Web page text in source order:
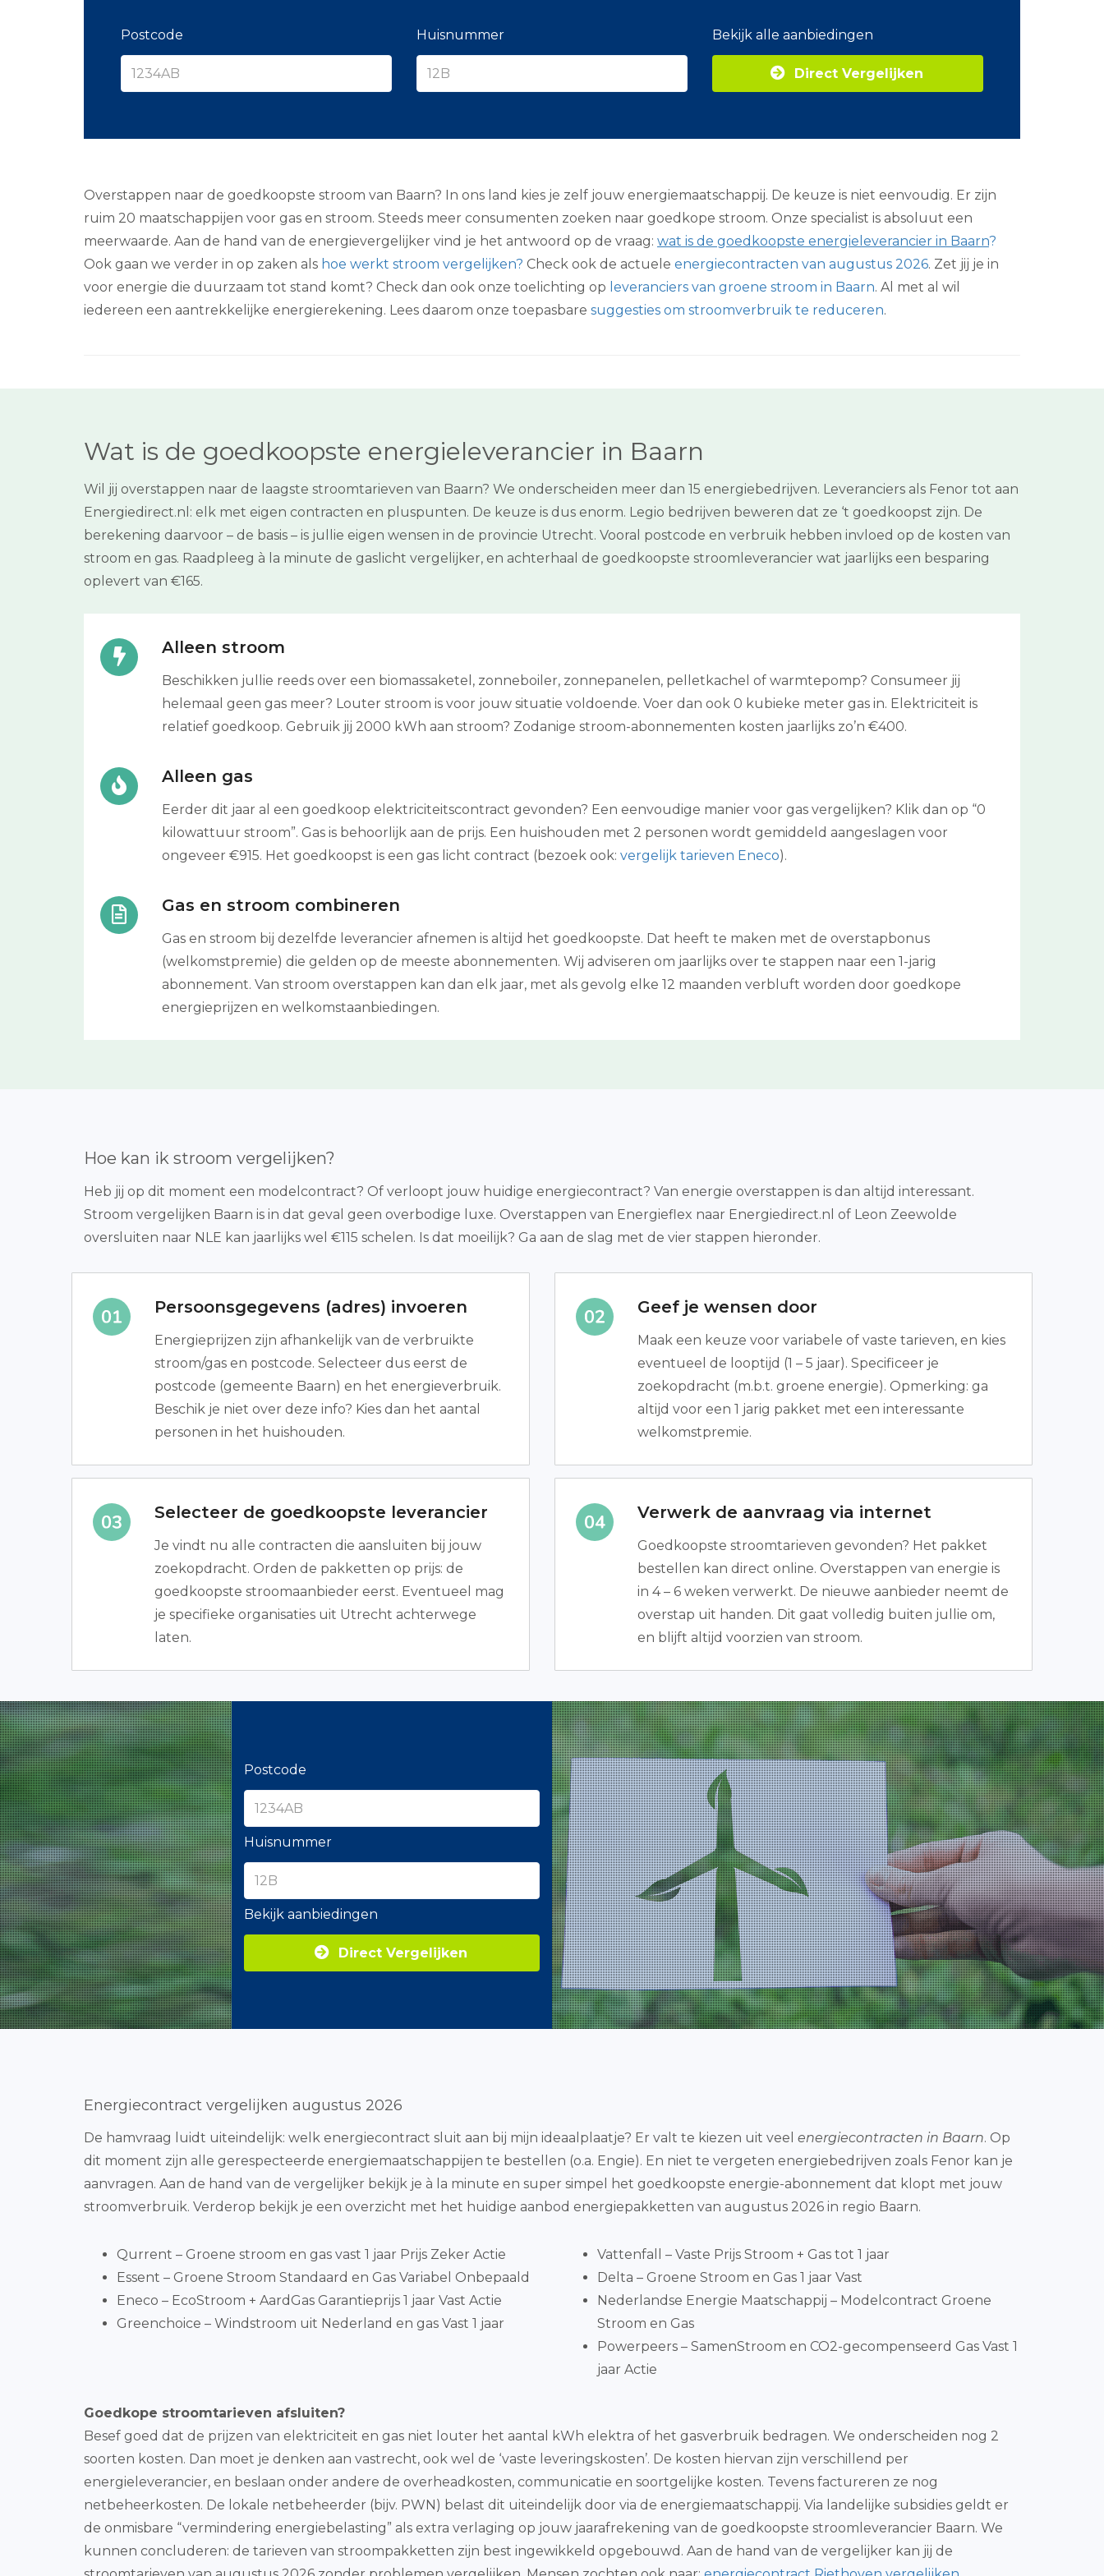
a
e
m
Z
j
e
n
e
g
i
Postcode Huisnummer Bekijk alle aanbiedingen
Direct Vergelijken
Overstappen naar de goedkoopste stroom van Baarn? In ons land kies je zelf jouw energiemaatschappij. De keuze is niet eenvoudig. Er zijn
ruim 20 maatschappijen voor gas en stroom. Steeds meer consumenten zoeken naar goedkope stroom. Onze specialist is absoluut een
meerwaarde. Aan de hand van de energievergelijker vind je het antwoord op de vraag: wat is de goedkoopste energieleverancier in Baarn?
Ook gaan we verder in op zaken als hoe werkt stroom vergelijken? Check ook de actuele energiecontracten van augustus 2026. Zet jij je in
voor energie die duurzaam tot stand komt? Check dan ook onze toelichting op leveranciers van groene stroom in Baarn. Al met al wil
iedereen een aantrekkelijke energierekening. Lees daarom onze toepasbare suggesties om stroomverbruik te reduceren.
Wat is de goedkoopste energieleverancier in Baarn
Wil jij overstappen naar de laagste stroomtarieven van Baarn? We onderscheiden meer dan 15 energiebedrijven. Leveranciers als Fenor tot aan
Energiedirect.nl: elk met eigen contracten en pluspunten. De keuze is dus enorm. Legio bedrijven beweren dat ze ‘t goedkoopst zijn. De
berekening daarvoor – de basis – is jullie eigen wensen in de provincie Utrecht. Vooral postcode en verbruik hebben invloed op de kosten van
stroom en gas. Raadpleeg à la minute de gaslicht vergelijker, en achterhaal de goedkoopste stroomleverancier wat jaarlijks een besparing
oplevert van €165.
Alleen stroom
Beschikken jullie reeds over een biomassaketel, zonneboiler, zonnepanelen, pelletkachel of warmtepomp? Consumeer jij
helemaal geen gas meer? Louter stroom is voor jouw situatie voldoende. Voer dan ook 0 kubieke meter gas in. Elektriciteit is
relatief goedkoop. Gebruik jij 2000 kWh aan stroom? Zodanige stroom-abonnementen kosten jaarlijks zo’n €400.
Alleen gas
Eerder dit jaar al een goedkoop elektriciteitscontract gevonden? Een eenvoudige manier voor gas vergelijken? Klik dan op “0
kilowattuur stroom”. Gas is behoorlijk aan de prijs. Een huishouden met 2 personen wordt gemiddeld aangeslagen voor
ongeveer €915. Het goedkoopst is een gas licht contract (bezoek ook: vergelijk tarieven Eneco).
Gas en stroom combineren
Gas en stroom bij dezelfde leverancier afnemen is altijd het goedkoopste. Dat heeft te maken met de overstapbonus
(welkomstpremie) die gelden op de meeste abonnementen. Wij adviseren om jaarlijks over te stappen naar een 1-jarig
abonnement. Van stroom overstappen kan dan elk jaar, met als gevolg elke 12 maanden verbluft worden door goedkope
energieprijzen en welkomstaanbiedingen.
Hoe kan ik stroom vergelijken?
Heb jij op dit moment een modelcontract? Of verloopt jouw huidige energiecontract? Van energie overstappen is dan altijd interessant.
Stroom vergelijken Baarn is in dat geval geen overbodige luxe. Overstappen van Energieflex naar Energiedirect.nl of Leon Zeewolde
oversluiten naar NLE kan jaarlijks wel €115 schelen. Is dat moeilijk? Ga aan de slag met de vier stappen hieronder.
Persoonsgegevens (adres) invoeren
Energieprijzen zijn afhankelijk van de verbruikte
stroom/gas en postcode. Selecteer dus eerst de
postcode (gemeente Baarn) en het energieverbruik.
Beschik je niet over deze info? Kies dan het aantal
personen in het huishouden.
Geef je wensen door
Maak een keuze voor variabele of vaste tarieven, en kies
eventueel de looptijd (1 – 5 jaar). Specificeer je
zoekopdracht (m.b.t. groene energie). Opmerking: ga
altijd voor een 1 jarig pakket met een interessante
welkomstpremie.
Selecteer de goedkoopste leverancier
Je vindt nu alle contracten die aansluiten bij jouw
zoekopdracht. Orden de pakketten op prijs: de
goedkoopste stroomaanbieder eerst. Eventueel mag
je specifieke organisaties uit Utrecht achterwege
laten.
Verwerk de aanvraag via internet
Goedkoopste stroomtarieven gevonden? Het pakket
bestellen kan direct online. Overstappen van energie is
in 4 – 6 weken verwerkt. De nieuwe aanbieder neemt de
overstap uit handen. Dit gaat volledig buiten jullie om,
en blijft altijd voorzien van stroom.
Postcode
Huisnummer
Bekijk aanbiedingen
Direct Vergelijken
Energiecontract vergelijken augustus 2026
De hamvraag luidt uiteindelijk: welk energiecontract sluit aan bij mijn ideaalplaatje? Er valt te kiezen uit veel energiecontracten in Baarn. Op
dit moment zijn alle gerespecteerde energiemaatschappijen te bestellen (o.a. Engie). En niet te vergeten energiebedrijven zoals Fenor kan je
aanvragen. Aan de hand van de vergelijker bekijk je à la minute en super simpel het goedkoopste energie-abonnement dat klopt met jouw
stroomverbruik. Verderop bekijk je een overzicht met het huidige aanbod energiepakketten van augustus 2026 in regio Baarn.
Qurrent – Groene stroom en gas vast 1 jaar Prijs Zeker Actie
Essent – Groene Stroom Standaard en Gas Variabel Onbepaald
Eneco – EcoStroom + AardGas Garantieprijs 1 jaar Vast Actie
Greenchoice – Windstroom uit Nederland en gas Vast 1 jaar
Vattenfall – Vaste Prijs Stroom + Gas tot 1 jaar
Delta – Groene Stroom en Gas 1 jaar Vast
Nederlandse Energie Maatschappij – Modelcontract Groene
Stroom en Gas
Powerpeers – SamenStroom en CO2-gecompenseerd Gas Vast 1
jaar Actie
Goedkope stroomtarieven afsluiten?
Besef goed dat de prijzen van elektriciteit en gas niet louter het aantal kWh elektra of het gasverbruik bedragen. We onderscheiden nog 2
soorten kosten. Dan moet je denken aan vastrecht, ook wel de ‘vaste leveringskosten’. De kosten hiervan zijn verschillend per
energieleverancier, en beslaan onder andere de overheadkosten, communicatie en soortgelijke kosten. Tevens factureren ze nog
netbeheerkosten. De lokale netbeheerder (bijv. PWN) belast dit uiteindelijk door via de energiemaatschappij. Via landelijke subsidies geldt er
de onmisbare “vermindering energiebelasting” als extra verlaging op jouw jaarafrekening van de goedkoopste stroomleverancier Baarn. We
kunnen concluderen: de tarieven van stroompakketten zijn best ingewikkeld opgebouwd. Aan de hand van de vergelijker kan jij de